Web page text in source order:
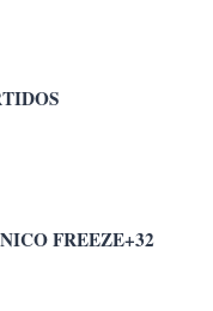
FREEZE+32